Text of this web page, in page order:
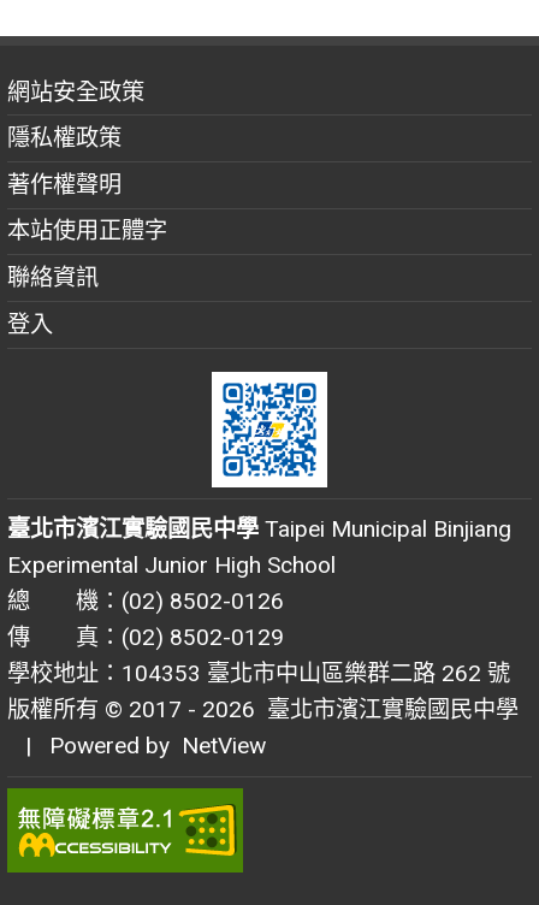
網站安全政策
隱私權政策
著作權聲明
本站使用正體字
聯絡資訊
登入
臺北市濱江實驗國民中學 Taipei Municipal Binjiang
Experimental Junior High School
總 機：(02) 8502-0126
傳 真：(02) 8502-0129
學校地址：104353 臺北市中山區樂群二路 262 號
版權所有 © 2017 - 2026 臺北市濱江實驗國民中學
| Powered by NetView